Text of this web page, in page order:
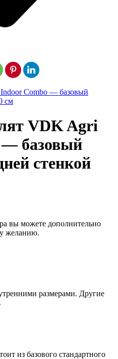
VDK Agri
базовый
стенкой
вы можете дополнительно
желанию.
размерами. Другие
из базового стандартного